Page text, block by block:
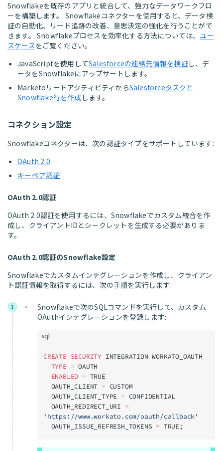
Snowflakeを既存のアプリと統合して、強力なデータワークフロ
ーを構築します。 Snowflakeコネクターを使用すると、データ検
証の自動化、リード追跡の改善、意思決定の強化を行うことがで
きます。 Snowflakeプロセスを効率化する方法については、 ユー
スケースをご覧ください。
JavaScriptを使用してSalesforceの連絡先情報を検証し、デ
ータをSnowflakeにアップサートします。
MarketoリードアクティビティからSalesforceタスクと
Snowflake行を作成 します。
コネクション設定
Snowflakeコネクターは、次の認証タイプをサポートしています:
OAuth 2.0
キーペア認証
OAuth 2.0認証
OAuth 2.0認証を使用するには、Snowflakeでカスタム統合を作
成し、クライアントIDとシークレットを生成する必要がありま
す。
OAuth 2.0認証のSnowflake設定
Snowflakeでカスタムインテグレーションを作成し、クライアン
ト認証情報を取得するには、次の手順を実行します:
1
Snowflakeで次のSQLコマンドを実行して、カスタム
OAuthインテグレーションを登録します:
sql
CREATE SECURITY INTEGRATION WORKATO_OAUTH
  TYPE
= OAUTH
  ENABLED
= TRUE
  OAUTH_CLIENT
= CUSTOM
  OAUTH_CLIENT_TYPE
= CONFIDENTIAL
  OAUTH_REDIRECT_URI
=
'https://www.workato.com/oauth/callback'
  OAUTH_ISSUE_REFRESH_TOKENS
= TRUE;